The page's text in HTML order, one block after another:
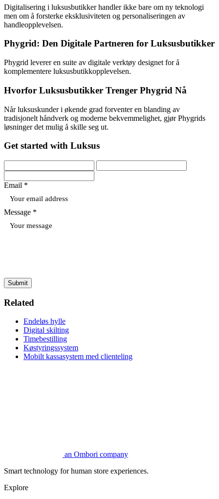
Digitalisering i luksusbutikker handler ikke bare om ny teknologi
men om å forsterke eksklusiviteten og personaliseringen av
handleopplevelsen.
Phygrid: Den Digitale Partneren for Luksusbutikker
Phygrid leverer en suite av digitale verktøy designet for å
komplementere luksusbutikkopplevelsen.
Hvorfor Luksusbutikker Trenger Phygrid Nå
Når luksuskunder i økende grad forventer en blanding av
tradisjonelt håndverk og moderne bekvemmelighet, gjør Phygrids
løsninger det mulig å skille seg ut.
Get started with Luksus
Email *
Message *
Submit
Related
Endeløs hylle
Digital skilting
Timebestilling
Køstyringssystem
Mobilt kassasystem med clienteling
an Ombori company
Smart technology for human store experiences.
Explore